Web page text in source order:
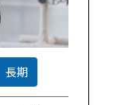
長期